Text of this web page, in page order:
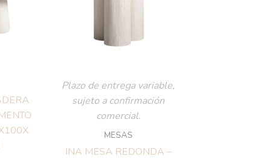
Plazo de entrega variable,
sujeto a confirmación
comercial.
MESAS
INA MESA REDONDA –